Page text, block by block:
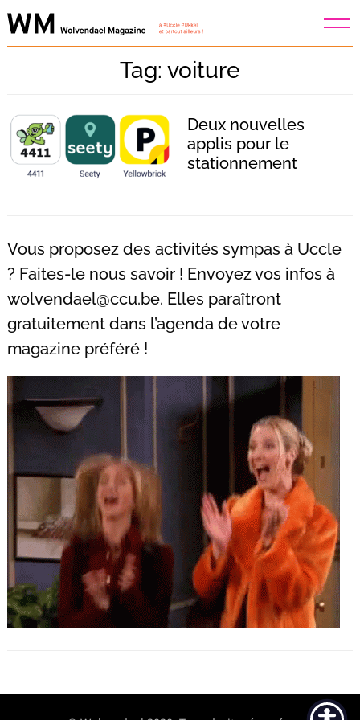
Skip
to
Tag: voiture
Deux nouvelles
applis pour le
stationnement
Vous proposez des activités sympas à Uccle
? Faites-le nous savoir ! Envoyez vos infos à
wolvendael@ccu.be. Elles paraîtront
gratuitement dans l’agenda de votre
magazine préféré !
Recherche
pour